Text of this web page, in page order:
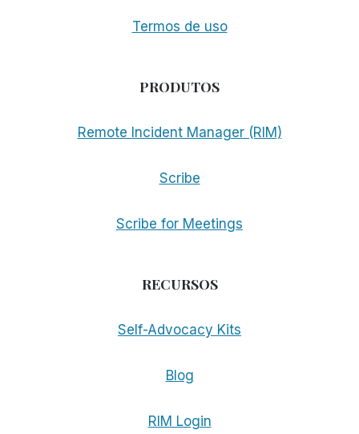
Termos de uso
PRODUTOS
Remote Incident Manager (RIM)
Scribe
Scribe for Meetings
RECURSOS
Self-Advocacy Kits
Blog
RIM Login